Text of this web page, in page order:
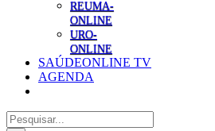
REUMA-
ONLINE
URO-
ONLINE
SAÚDEONLINE TV
AGENDA
Pesquisar